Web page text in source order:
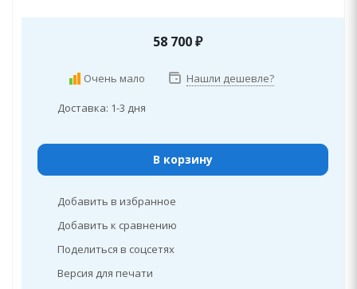
58 700₽
Очень мало Нашли дешевле?
Доставка: 1-3 дня
В корзину
Добавить в избранное
Добавить к сравнению
Поделиться в соцсетях
Версия для печати